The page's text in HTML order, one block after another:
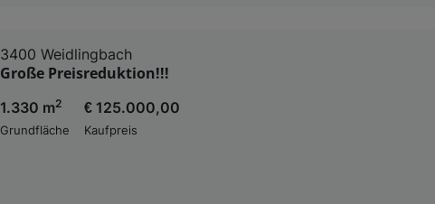
3400 Weidlingbach
Große Preisreduktion!!!
1.330 m2
Grundfläche
€ 125.000,00
Kaufpreis